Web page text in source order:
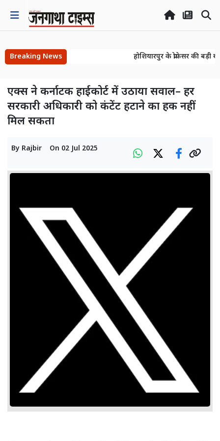
Breaking News
होशियारपुर के प्रोफेसर की
एक्स ने कर्नाटक हाईकोर्ट में उठाया सवाल– हर
सरकारी अधिकारी को कंटेंट हटाने का हक नहीं
मिल सकता
By Rajbir On 02 Jul 2025